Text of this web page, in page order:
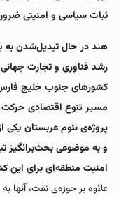
ثبات سیاسی و امنیتی
هند در حال تبدیل‌شدن
رشد فناوری و تجارت جهانی
کشورهای جنوب خلیج
مسیر تنوع اقتصادی
پروژه‌ی نئوم عربستان
و به موضوعی
امنیت منطقه‌ای برای این
علاوه بر حوزه‌ی نفت، آنها به